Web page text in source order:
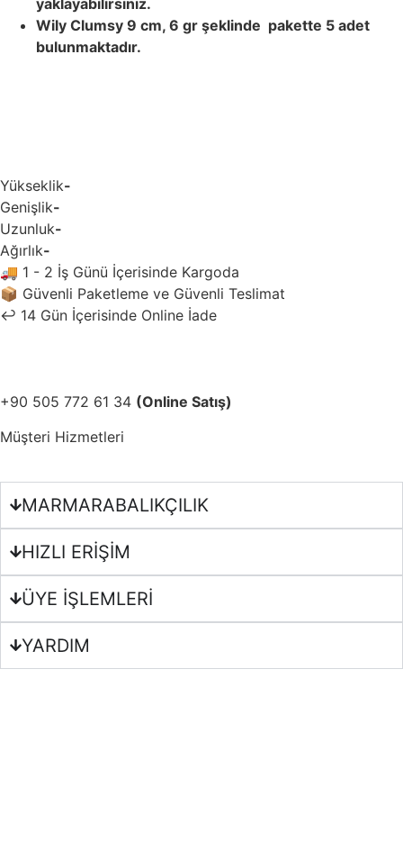
yaklayabilirsiniz.
Wily Clumsy 9 cm, 6 gr şeklinde pakette 5 adet
bulunmaktadır.
Yükseklik-
Genişlik-
Uzunluk-
Ağırlık-
🚚 1 - 2 İş Günü İçerisinde Kargoda
📦 Güvenli Paketleme ve Güvenli Teslimat
↩️ 14 Gün İçerisinde Online İade
+90 505 772 61 34 (Online Satış)
Müşteri Hizmetleri
MARMARABALIKÇILIK
HIZLI ERİŞİM
ÜYE İŞLEMLERİ
YARDIM